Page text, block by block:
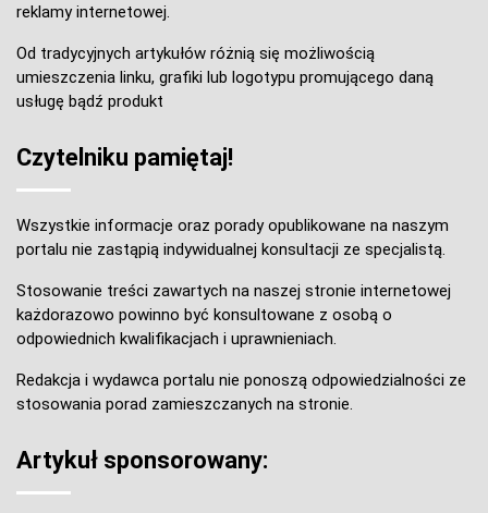
reklamy internetowej.
Od tradycyjnych artykułów różnią się możliwością
umieszczenia linku, grafiki lub logotypu promującego daną
usługę bądź produkt
Czytelniku pamiętaj!
Wszystkie informacje oraz porady opublikowane na naszym
portalu nie zastąpią indywidualnej konsultacji ze specjalistą.
Stosowanie treści zawartych na naszej stronie internetowej
każdorazowo powinno być konsultowane z osobą o
odpowiednich kwalifikacjach i uprawnieniach.
Redakcja i wydawca portalu nie ponoszą odpowiedzialności ze
stosowania porad zamieszczanych na stronie.
Artykuł sponsorowany: